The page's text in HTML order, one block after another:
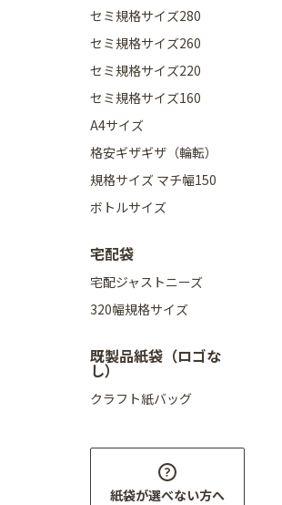
セミ規格サイズ280
セミ規格サイズ260
セミ規格サイズ220
セミ規格サイズ160
A4サイズ
格安ギザギザ（輪転）
規格サイズ マチ幅150
ボトルサイズ
宅配袋
宅配ジャストニーズ
320幅規格サイズ
既製品紙袋（ロゴな
し）
クラフト紙バッグ
紙袋が選べない方へ